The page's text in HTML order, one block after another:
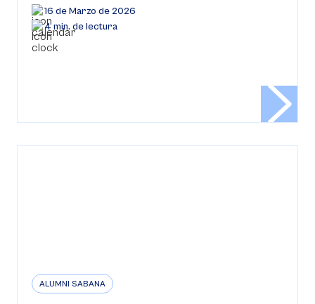
16 de Marzo de 2026
4 min. de lectura
ALUMNI SABANA